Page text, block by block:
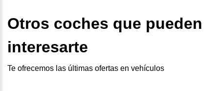
Otros coches que pueden
interesarte
Te ofrecemos las últimas ofertas en vehículos